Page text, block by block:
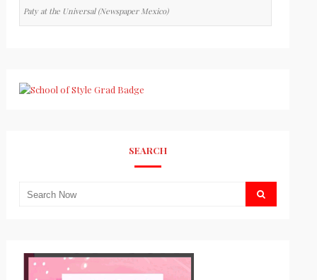
Paty at the Universal (Newspaper Mexico)
SEARCH